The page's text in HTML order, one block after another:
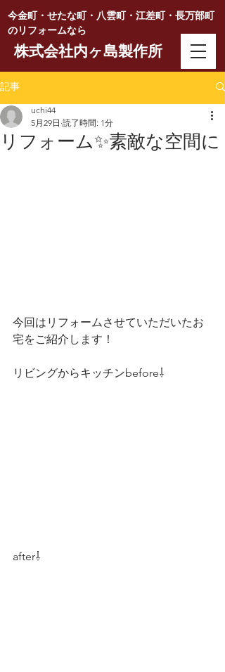
今金町・せたな町・八雲町・江差町・長万部町
のリフォームなら
株式会社内ヶ島製作所
記事
リフォーム✨素敵な空間に
uchi44
5月29日 読了時間: 1分
今回はリフォームさせていただいたお
宅をご紹介します！
リビングからキッチンbefore⇩
after⇩